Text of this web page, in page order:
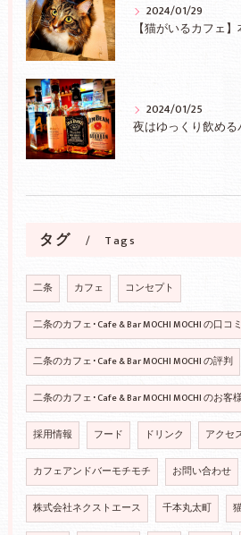
2024/01/29
2024/01/25
タグ Tags
二条 カフェ コンセプト
二条のカフェ･Cafe & Bar MOCHI MOCHI の口コ
二条のカフェ･Cafe & Bar MOCHI MOCHI の評判
二条のカフェ･Cafe & Bar MOCHI MOCHI のお客
採用情報 フード ドリンク アクセ
カフェアンドバーモチモチ お問い合わせ
株式会社ネクストエース 千本丸太町